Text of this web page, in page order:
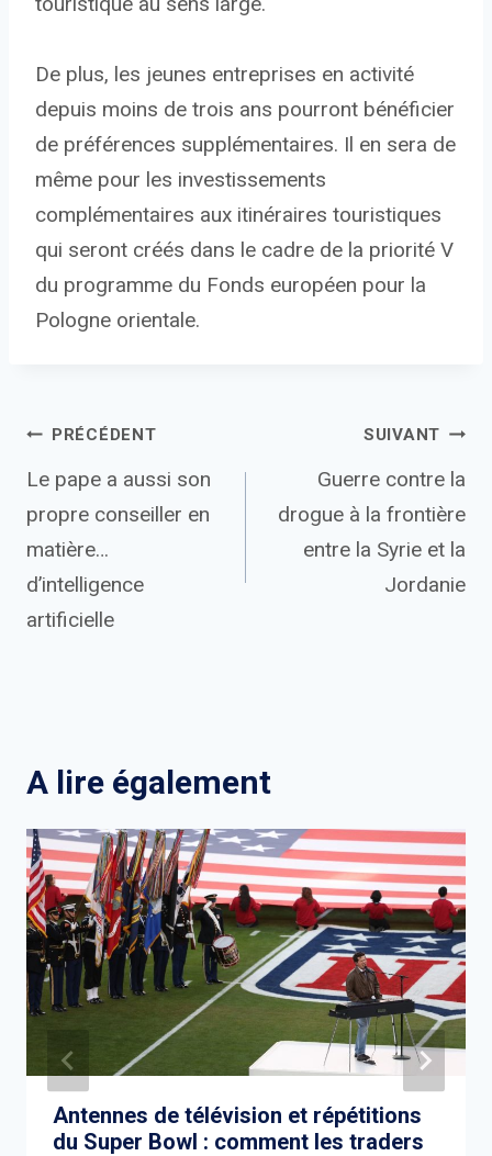
De plus, les jeunes entreprises en activité
depuis moins de trois ans pourront bénéficier
de préférences supplémentaires. Il en sera de
même pour les investissements
complémentaires aux itinéraires touristiques
qui seront créés dans le cadre de la priorité V
du programme du Fonds européen pour la
Pologne orientale.
Navigation
de
l’article
PRÉCÉDENT
Le pape a aussi son
propre conseiller en
matière…
d’intelligence
artificielle
SUIVANT
Guerre contre la
drogue à la frontière
entre la Syrie et la
Jordanie
A lire également
Antennes de télévision et répétitions
du Super Bowl : comment les traders